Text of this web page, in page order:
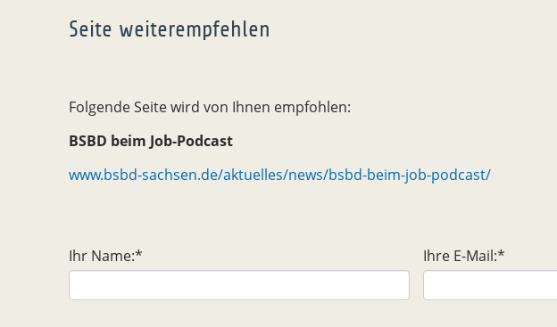
Seite weiterempfehlen
Folgende Seite wird von Ihnen empfohlen:
BSBD beim Job-Podcast
www.bsbd-sachsen.de/aktuelles/news/bsbd-beim-job-podcast/
Ihr Name:* Ihre E-Mail:*